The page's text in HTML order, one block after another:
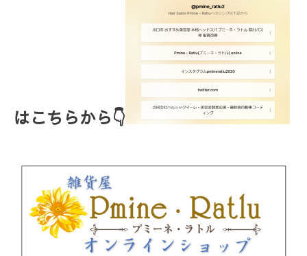
はこちらから👇